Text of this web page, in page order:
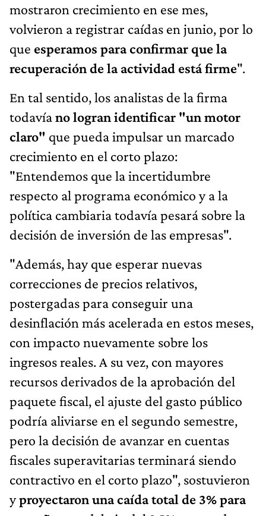
mostraron crecimiento en ese mes,
volvieron a registrar caídas en junio, por lo
que esperamos para confirmar que la
recuperación de la actividad está firme".
En tal sentido, los analistas de la firma
todavíano logran identificar "un motor
claro" que pueda impulsar un marcado
crecimiento en el corto plazo:
"Entendemos que la incertidumbre
respecto al programa económico y a la
política cambiaria todavía pesará sobre la
decisión de inversión de las empresas".
"Además, hay que esperar nuevas
correcciones de precios relativos,
postergadas para conseguir una
desinflación más acelerada en estos meses,
con impacto nuevamente sobre los
ingresos reales. A su vez, con mayores
recursos derivados de la aprobación del
paquete fiscal, el ajuste del gasto público
podría aliviarse en el segundo semestre,
pero la decisión de avanzar en cuentas
fiscales superavitarias terminará siendo
contractivo en el corto plazo", sostuvieron
yproyectaron una caída total de 3% para